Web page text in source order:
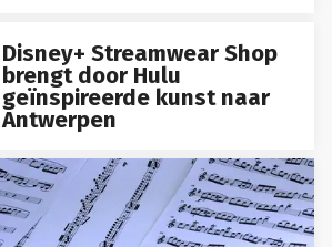
Disney+ Streamwear Shop
brengt door Hulu
geïnspireerde kunst naar
Antwerpen